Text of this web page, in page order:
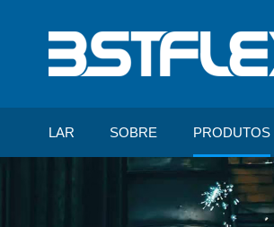
LAR SOBRE PRODUTOS